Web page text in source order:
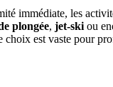
immédiate, les
plongée, jet-ski ou
choix est vaste pour